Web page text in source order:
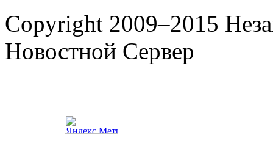
Copyright 2009–2015
Новостной Сервер